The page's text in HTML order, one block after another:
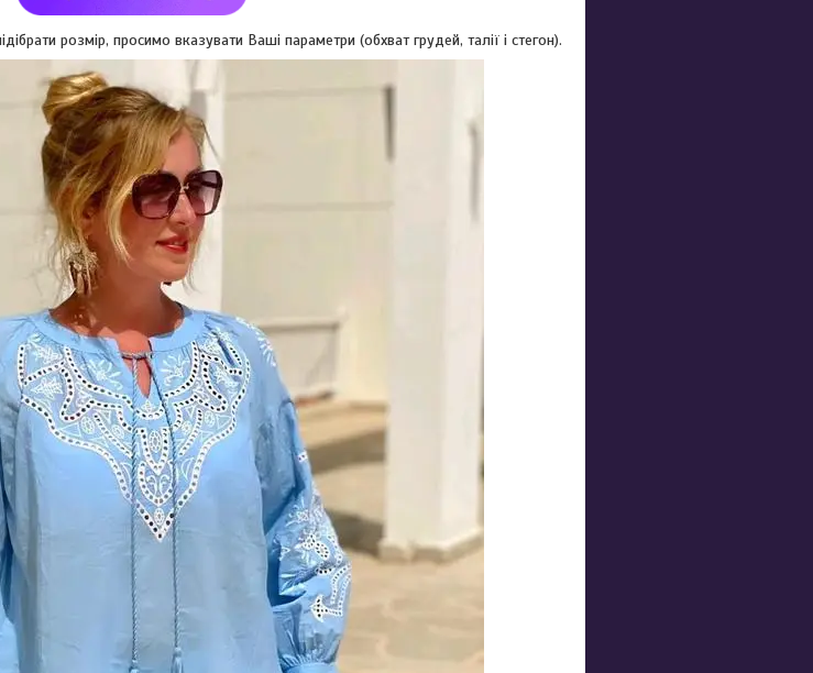
розмір, просимо вказувати Ваші параметри (обхват грудей, талії і стегон).